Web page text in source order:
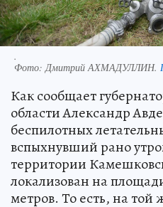
.
Фото: Дмитрий АХМАДУЛЛИН.
Как сообщает
области Александр
беспилотных
вспыхнувший рано
территории
локализован на
метров. То есть, на